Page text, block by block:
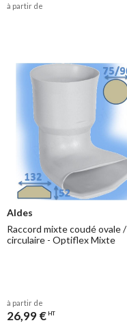
à partir de
Aldes
Raccord mixte coudé ovale /
circulaire - Optiflex Mixte
à partir de
26,99 € HT